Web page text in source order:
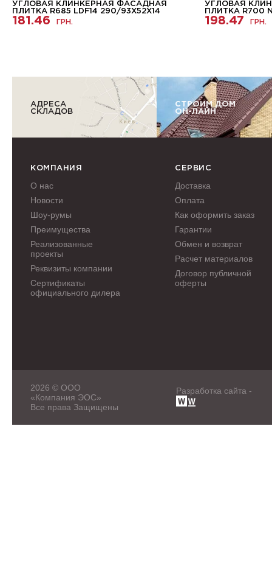
УГЛОВАЯ КЛИНКЕРНАЯ ФАСАДНАЯ
ПЛИТКА R685 LDF14 290/93Х52Х14
181.46 ГРН.
УГЛОВАЯ
ПЛИТКА R700
198.47 ГРН.
АДРЕСА
СКЛАДОВ
СТРОИМ ДОМ
ОН-ЛАЙН
КОМПАНИЯ
О нас
Новости
Шоу-румы
Преимущества
Реализованные
проекты
Реквизиты компании
Сертификаты
официального дилера
СЕРВИС
Доставка
Оплата
Как оформить заказ
Гарантии
Обмен и возврат
Расчет материалов
Договор публичной
оферты
2026 © ООО
«Компания ЭОС»
Все права Защищены
Разработка сайта -